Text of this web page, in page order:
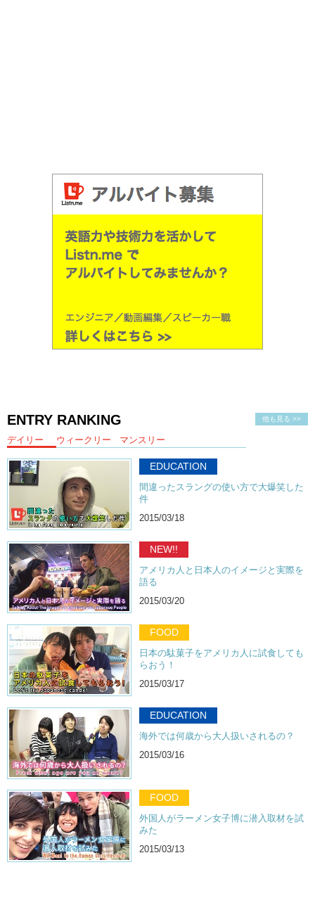
他も見る >>
ENTRY RANKING
デイリー ウィークリー マンスリー
EDUCATION
間違ったスラングの使い方で大爆笑した
件
2015/03/18
NEW!!
アメリカ人と日本人のイメージと実際を
語る
2015/03/20
FOOD
日本の駄菓子をアメリカ人に試食しても
らおう！
2015/03/17
EDUCATION
海外では何歳から大人扱いされるの？
2015/03/16
FOOD
外国人がラーメン女子博に潜入取材を試
みた
2015/03/13